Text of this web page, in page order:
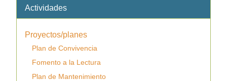
Actividades
Proyectos/planes
Plan de Convivencia
Fomento a la Lectura
Plan de Mantenimiento